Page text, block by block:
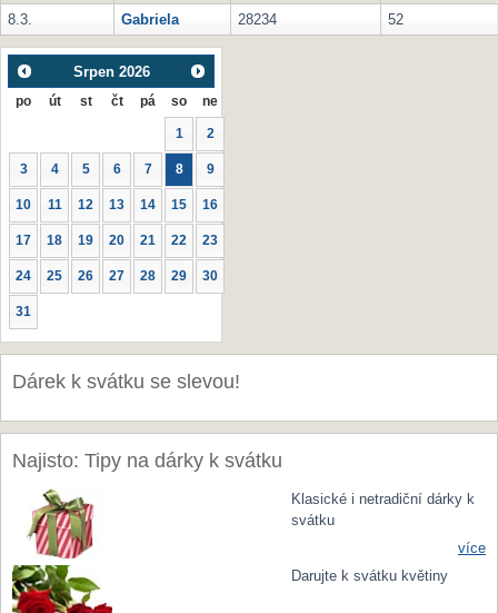
8.3.
Gabriela 28234 52
Srpen 2026
po út st čt pá so ne
1 2
3 4 5 6 7 8 9
10 11 12 13 14 15 16
17 18 19 20 21 22 23
24 25 26 27 28 29 30
31
Dárek k svátku se slevou!
Najisto: Tipy na dárky k svátku
Klasické i netradiční dárky k
svátku
více
Darujte k svátku květiny